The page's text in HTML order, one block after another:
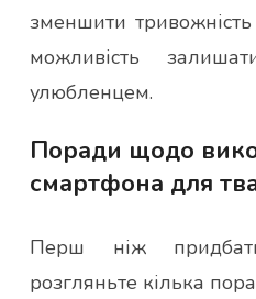
зменшити
можливість
улюбленцем.
Поради щодо
смартфона для
Перш ніж
розгляньте кілька